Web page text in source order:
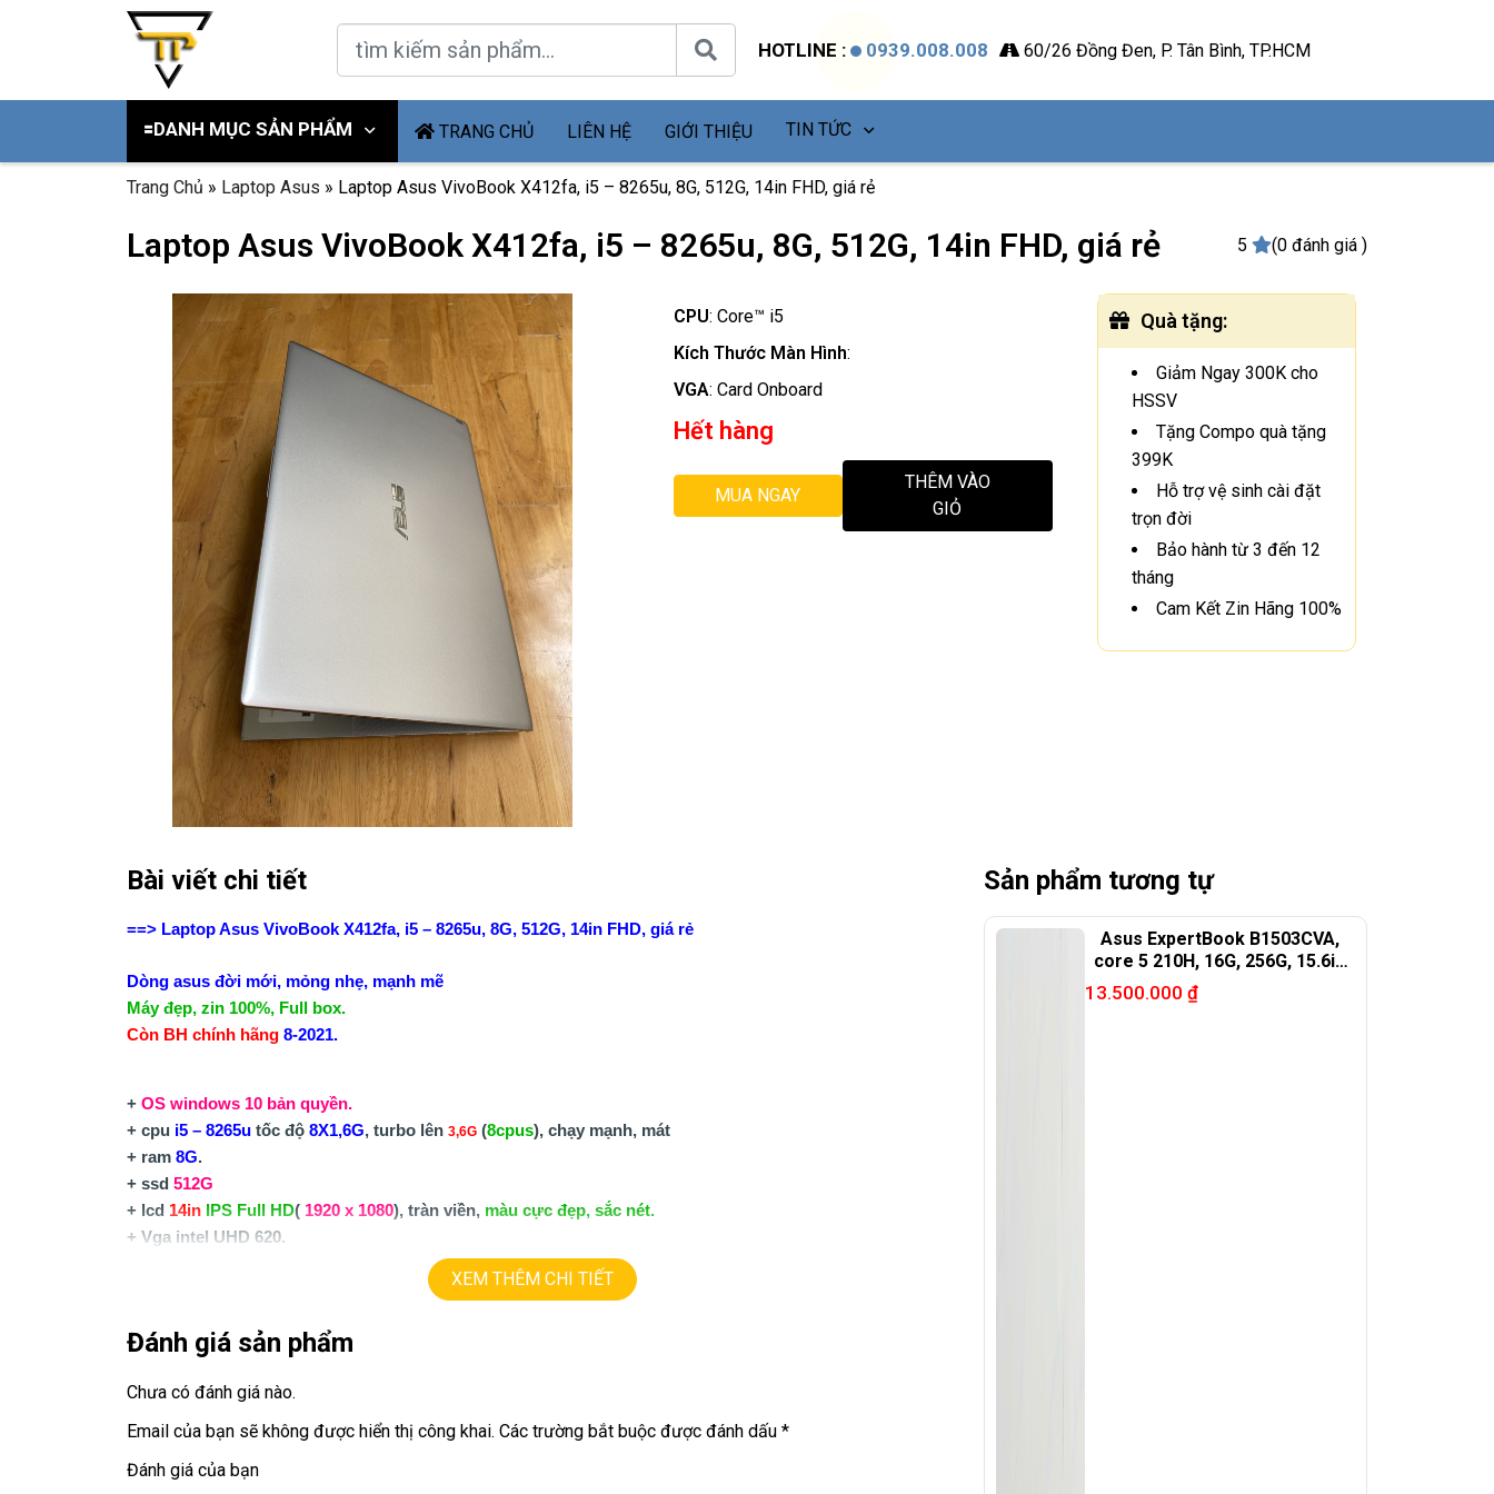
HOTLINE : 0939.008.008 60/26 Đồng Đen, P. Tân Bình, TP.HCM
🟰DANH MỤC SẢN PHẨM TRANG CHỦ LIÊN HỆ GIỚI THIỆU TIN TỨC
Trang Chủ » Laptop Asus » Laptop Asus VivoBook X412fa, i5 – 8265u, 8G, 512G, 14in FHD, giá rẻ
Laptop Asus VivoBook X412fa, i5 – 8265u, 8G, 512G, 14in FHD, giá rẻ 5 (0 đánh giá )
CPU: Core™ i5
Kích Thước Màn Hình:
VGA: Card Onboard
Hết hàng
MUA NGAY
THÊM VÀO
GIỎ
Quà tặng:
Giảm Ngay 300K cho
HSSV
Tặng Compo quà tặng
399K
Hỗ trợ vệ sinh cài đặt
trọn đời
Bảo hành từ 3 đến 12
tháng
Cam Kết Zin Hãng 100%
Bài viết chi tiết
==> Laptop Asus VivoBook X412fa, i5 – 8265u, 8G, 512G, 14in FHD, giá rẻ
Dòng asus đời mới, mỏng nhẹ, mạnh mẽ
Máy đẹp, zin 100%, Full box.
Còn BH chính hãng 8-2021.
+ OS windows 10 bản quyền.
+ cpu i5 – 8265u tốc độ 8X1,6G, turbo lên 3,6G (8cpus), chạy mạnh, mát
+ ram 8G.
+ ssd 512G
+ lcd 14in IPS Full HD( 1920 x 1080), tràn viền, màu cực đẹp, sắc nét.
+ Vga intel UHD 620.
=======================================
LAPTOP TRIỀU PHÁT – UY TÍN – CHẤT LƯỢNG – GIÁ RẺ.
Website LAPTOP TRIỀU PHÁT
XEM THÊM CHI TIẾT
Đánh giá sản phẩm
Chưa có đánh giá nào.
Email của bạn sẽ không được hiển thị công khai. Các trường bắt buộc được đánh dấu *
Đánh giá của bạn
Sản phẩm tương tự
Asus ExpertBook B1503CVA,
core 5 210H, 16G, 256G, 15.6in
13.500.000 ₫